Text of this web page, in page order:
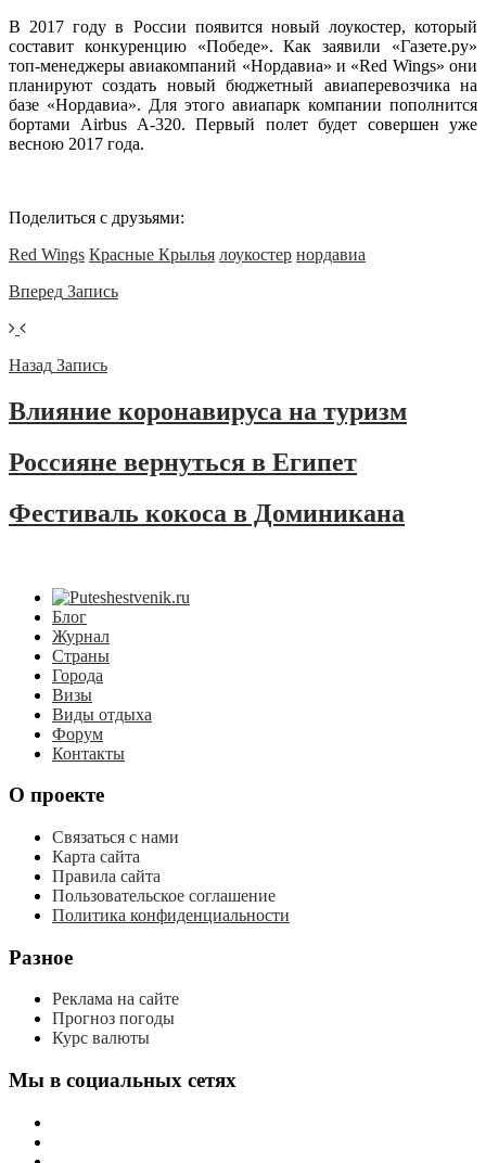
В 2017 году в России появится новый лоукостер, который
составит конкуренцию «Победе». Как заявили «Газете.ру»
топ-менеджеры авиакомпаний «Нордавиа» и «Red Wings» они
планируют создать новый бюджетный авиаперевозчика на
базе «Нордавиа». Для этого авиапарк компании пополнится
бортами Airbus A-320. Первый полет будет совершен уже
весною 2017 года.
Поделиться с друзьями:
Red Wings Красные Крылья лоукостер нордавиа
Вперед Запись
Назад Запись
Влияние коронавируса на туризм
Россияне вернуться в Египет
Фестиваль кокоса в Доминикана
Блог
Журнал
Страны
Города
Визы
Виды отдыха
Форум
Контакты
О проекте
Связаться с нами
Карта сайта
Правила сайта
Пользовательское соглашение
Политика конфиденциальности
Разное
Реклама на сайте
Прогноз погоды
Курс валюты
Мы в социальных сетях